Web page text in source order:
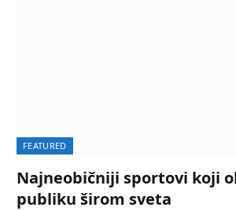
FEATURED
Najneobičniji sportovi koji
publiku širom sveta